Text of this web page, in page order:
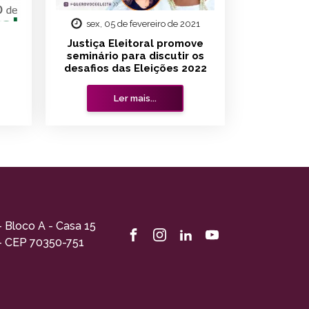
sex, 05 de fevereiro de 2021
Justiça Eleitoral promove
seminário para discutir os
desafios das Eleições 2022
Ler mais...
Bloco A - Casa 15
70350-751